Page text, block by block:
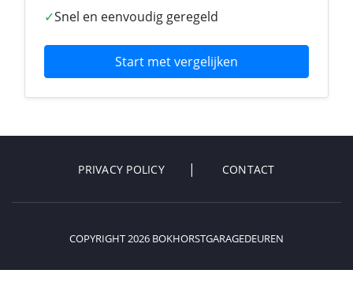
✓Snel en eenvoudig geregeld
Start met vergelijken
PRIVACY POLICY CONTACT
COPYRIGHT 2026 BOKHORSTGARAGEDEUREN